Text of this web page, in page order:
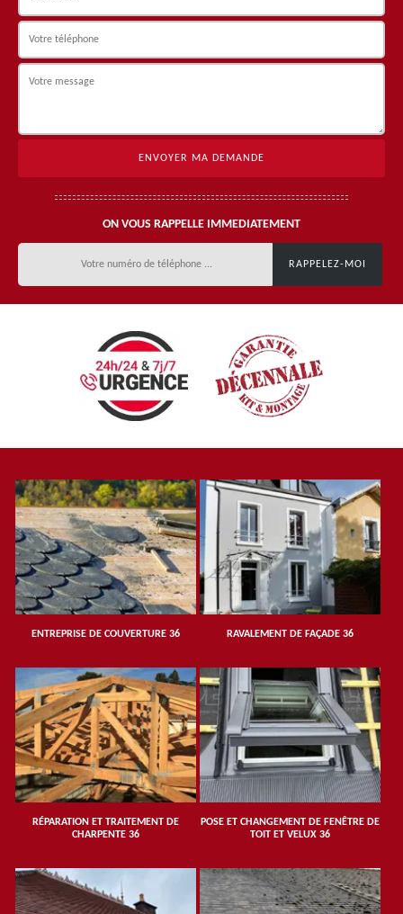
ON VOUS RAPPELLE IMMEDIATEMENT
ENTREPRISE DE COUVERTURE 36 RAVALEMENT DE FAÇADE 36
RÉPARATION ET TRAITEMENT DE
CHARPENTE 36
POSE ET CHANGEMENT DE FENÊTRE DE
TOIT ET VELUX 36